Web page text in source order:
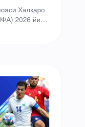
Халқаро
2026 йил